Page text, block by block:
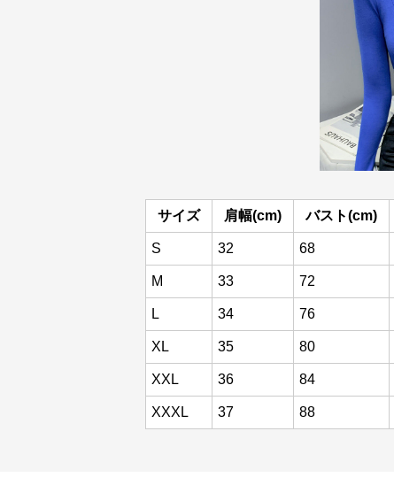
サイズ 肩幅(cm) バスト(cm)
S 32 68
M 33 72
L 34 76
XL 35 80
XXL 36 84
XXXL 37 88